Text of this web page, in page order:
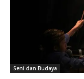
Seni dan Budaya